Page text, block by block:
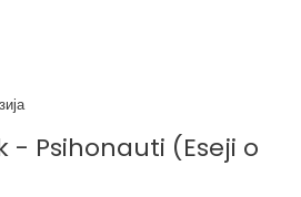
- Psihonauti (Eseji o